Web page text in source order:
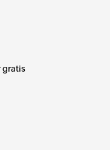
gratis